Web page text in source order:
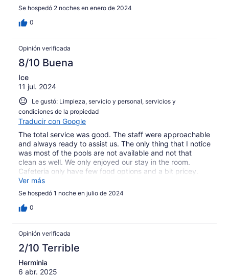
Se hospedó 2 noches en enero de 2024
0
Opinión verificada
8/10 Buena
Ice
11 jul. 2024
Le gustó: Limpieza, servicio y personal, servicios y
condiciones de la propiedad
Traducir con Google
The total service was good. The staff were approachable
and always ready to assist us. The only thing that I notice
was most of the pools are not available and not that
clean as well. We only enjoyed our stay in the room.
Cafeteria only have few food options and a bit pricey.
But it was a good thing that they are allowing guests to
order thru online food delivery.
Ver más
Se hospedó 1 noche en julio de 2024
0
Opinión verificada
2/10 Terrible
Herminia
6 abr. 2025